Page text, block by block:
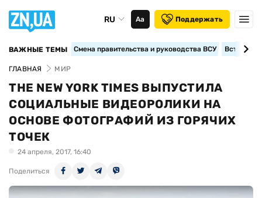
RU Аа Поддержать
ВАЖНЫЕ ТЕМЫ Смена правительства и руководства ВСУ
ГЛАВНАЯ МИР
THE NEW YORK TIMES ВЫПУСТИЛА
СОЦИАЛЬНЫЕ ВИДЕОРОЛИКИ НА
ОСНОВЕ ФОТОГРАФИЙ ИЗ ГОРЯЧИХ
ТОЧЕК
24 апреля, 2017, 16:40
Поделиться